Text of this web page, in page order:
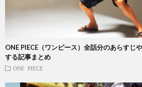
ONE PIECE（ワンピース）全話分のあらすじ
する記事まとめ
ONE PIECE